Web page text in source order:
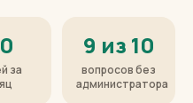
за
9 из 10
вопросов без
администратора